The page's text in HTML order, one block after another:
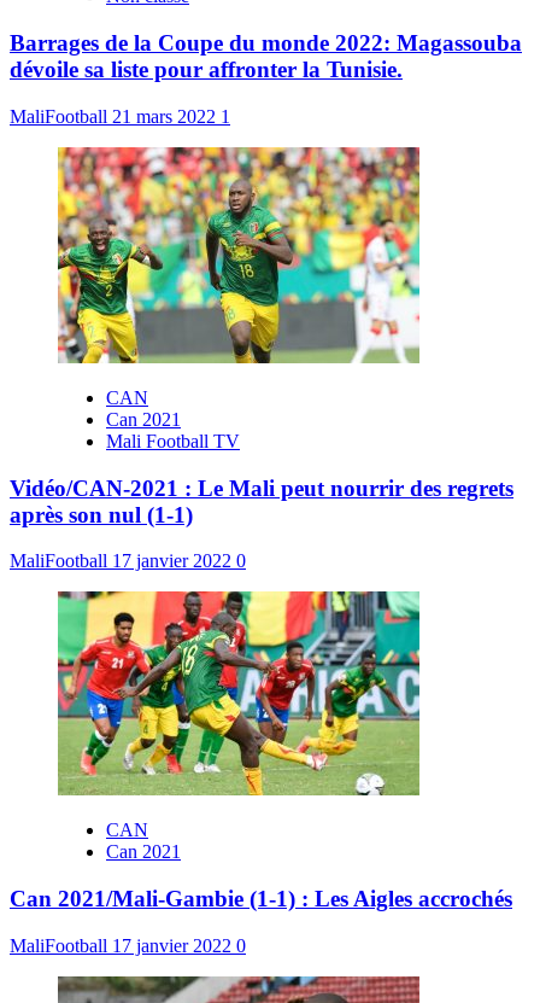
Barrages de la Coupe du monde 2022: Magassouba
dévoile sa liste pour affronter la Tunisie.
MaliFootball 21 mars 2022 1
CAN
Can 2021
Mali Football TV
Vidéo/CAN-2021 : Le Mali peut nourrir des regrets
après son nul (1-1)
MaliFootball 17 janvier 2022 0
CAN
Can 2021
Can 2021/Mali-Gambie (1-1) : Les Aigles accrochés
MaliFootball 17 janvier 2022 0